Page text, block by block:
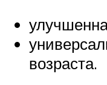
возраста.